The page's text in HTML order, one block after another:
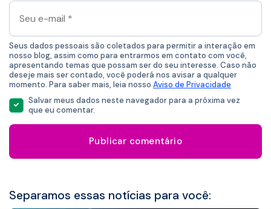
Seu
e-
mail
*
Seus dados pessoais são coletados para permitir a interação em
nosso blog, assim como para entrarmos em contato com você,
apresentando temas que possam ser do seu interesse. Caso não
deseje mais ser contado, você poderá nos avisar a qualquer
momento. Para saber mais, leia nosso Aviso de Privacidade
Salvar meus dados neste navegador para a próxima vez
que eu comentar.
Separamos essas notícias para você: